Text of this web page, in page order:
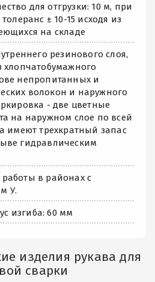
для отгрузки: 10 м, при
± 10-15 исходя из
на складе
резинового слоя,
хлопчатобумажного
непропитанных и
волокон и наружного
- две цветные
на наружном слое по всей
имеют трехкратный запас
гидравлическим
в районах с
У.
изгиба: 60 мм
изделия рукава для
сварки